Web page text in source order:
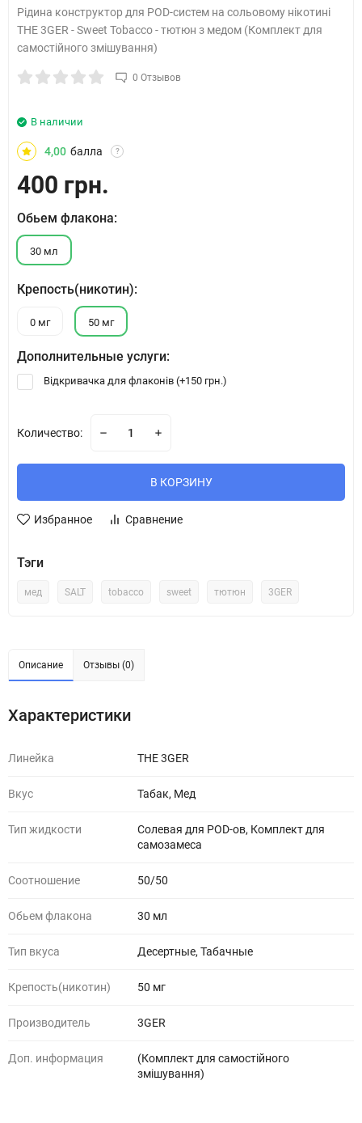
Рідина конструктор для POD-систем на сольовому нікотині
THE 3GER - Sweet Tobacco - тютюн з медом (Комплект для
самостійного змішування)
0 Отзывов
В наличии
4,00 балла ?
400 грн.
Обьем флакона:
30 мл
Крепость(никотин):
0 мг 50 мг
Дополнительные услуги:
Відкривачка для флаконів (+150 грн.)
Количество:
В КОРЗИНУ
Избранное Сравнение
Тэги
мед SALT tobacco sweet тютюн 3GER
Описание Отзывы (0)
Характеристики
Линейка THE 3GER
Вкус Табак, Мед
Тип жидкости
Солевая для POD-ов, Комплект для
самозамеса
Соотношение 50/50
Обьем флакона 30 мл
Тип вкуса Десертные, Табачные
Крепость(никотин) 50 мг
Производитель 3GER
Доп. информация
(Комплект для самостійного
змішування)